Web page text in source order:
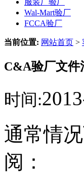
服装厂验厂
Wal-Mart验厂
FCCA验厂
当前位置: 网站首页 >
C&A验厂文件
时间:
通常情
阅：